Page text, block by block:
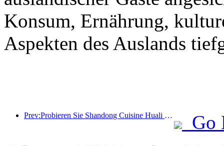
Konsum, Ernährung,
Aspekten des Auslands
Prev:Probieren Sie Shandong Cuisine Huali Feast, Staffel 2: 2024 Wanda Hotels National Linkage Shandong Cuisine Heritage Tour offiziell gestartet
Go